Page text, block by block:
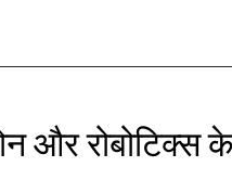
और रोबोटिक्स